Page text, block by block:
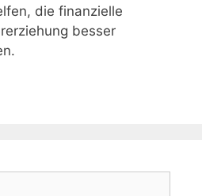
die finanzielle
besser